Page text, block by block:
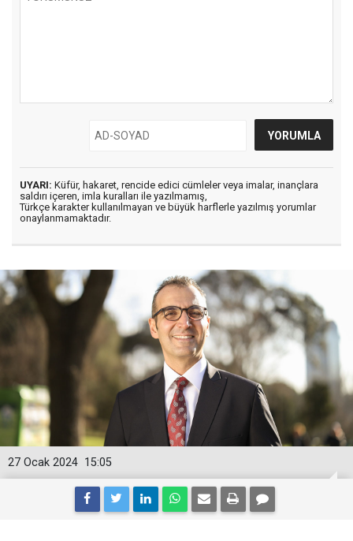
UYARI: Küfür, hakaret, rencide edici cümleler veya imalar, inançlara
saldırı içeren, imla kuralları ile yazılmamış,
Türkçe karakter kullanılmayan ve büyük harflerle yazılmış yorumlar
onaylanmamaktadır.
15:05
27 Ocak 2024